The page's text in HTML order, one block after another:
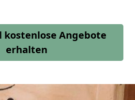
kostenlose Angebote
erhalten